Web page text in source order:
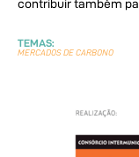
contribuir também
TEMAS:
MERCADOS DE CARBONO